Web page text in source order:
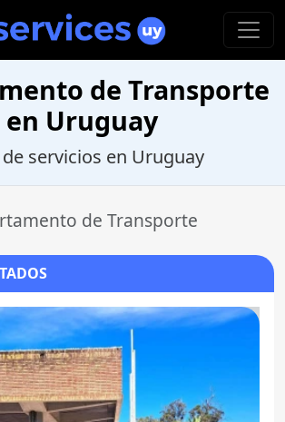
de Transporte
en Uruguay
servicios en Uruguay
de Transporte